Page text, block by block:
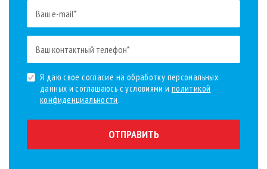
Я даю свое согласие на обработку персональных
данных и соглашаюсь с условиями и политикой
конфиденциальности.
ОТПРАВИТЬ